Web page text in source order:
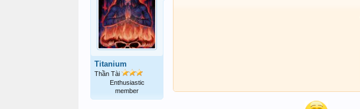
Titanium
Thần Tài
Enthusiastic
member